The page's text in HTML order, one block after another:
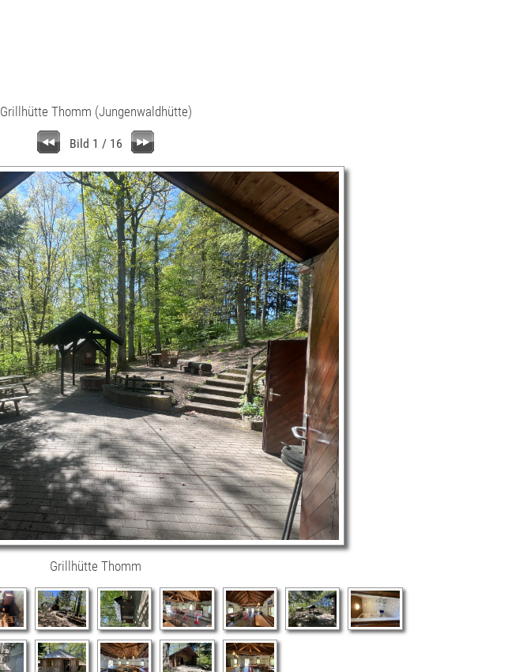
Grillhütte Thomm (Jungenwaldhütte)
Bild 1 / 16
Grillhütte Thomm